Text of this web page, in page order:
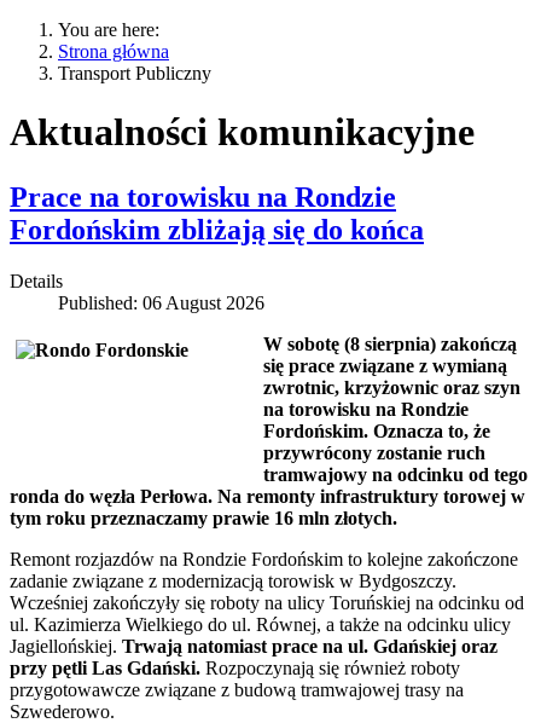
You are here:
Strona główna
Transport Publiczny
Aktualności komunikacyjne
Prace na torowisku na Rondzie
Fordońskim zbliżają się do końca
Details
Published: 06 August 2026
W sobotę (8 sierpnia) zakończą
się prace związane z wymianą
zwrotnic, krzyżownic oraz szyn
na torowisku na Rondzie
Fordońskim. Oznacza to, że
przywrócony zostanie ruch
tramwajowy na odcinku od tego
ronda do węzła Perłowa. Na remonty infrastruktury torowej w
tym roku przeznaczamy prawie 16 mln złotych.
Remont rozjazdów na Rondzie Fordońskim to kolejne zakończone
zadanie związane z modernizacją torowisk w Bydgoszczy.
Wcześniej zakończyły się roboty na ulicy Toruńskiej na odcinku od
ul. Kazimierza Wielkiego do ul. Równej, a także na odcinku ulicy
Jagiellońskiej. Trwają natomiast prace na ul. Gdańskiej oraz
przy pętli Las Gdański. Rozpoczynają się również roboty
przygotowawcze związane z budową tramwajowej trasy na
Szwederowo.